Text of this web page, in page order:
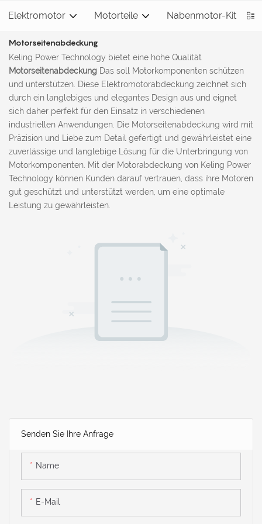
Elektromotor Motorteile Nabenmotor-Kit
Motorseitenabdeckung
Keling Power Technology bietet eine hohe Qualität
Motorseitenabdeckung Das soll Motorkomponenten schützen
und unterstützen. Diese Elektromotorabdeckung zeichnet sich
durch ein langlebiges und elegantes Design aus und eignet
sich daher perfekt für den Einsatz in verschiedenen
industriellen Anwendungen. Die Motorseitenabdeckung wird mit
Präzision und Liebe zum Detail gefertigt und gewährleistet eine
zuverlässige und langlebige Lösung für die Unterbringung von
Motorkomponenten. Mit der Motorabdeckung von Keling Power
Technology können Kunden darauf vertrauen, dass ihre Motoren
gut geschützt und unterstützt werden, um eine optimale
Leistung zu gewährleisten.
Senden Sie Ihre Anfrage
Name
E-Mail